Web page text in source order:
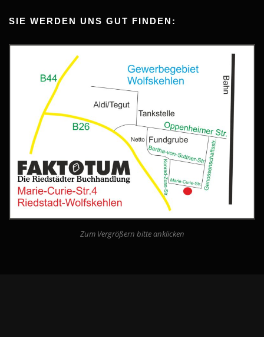
SIE WERDEN UNS GUT FINDEN:
Zum Vergrößern bitte anklicken